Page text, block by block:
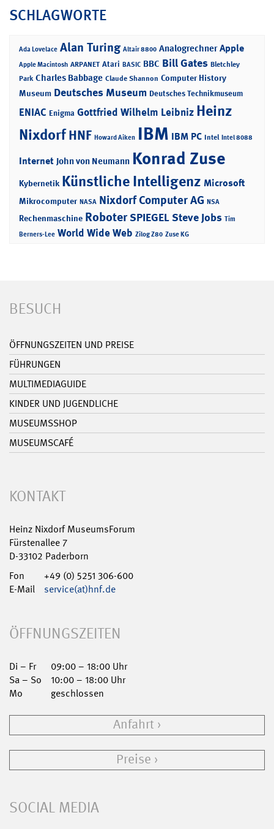
SCHLAGWORTE
Ada Lovelace Alan Turing Altair 8800 Analogrechner Apple
Apple Macintosh ARPANET Atari BASIC BBC Bill Gates Bletchley
Park Charles Babbage Claude Shannon Computer History
Museum Deutsches Museum Deutsches Technikmuseum
ENIAC Enigma Gottfried Wilhelm Leibniz Heinz
NixdorfHNF Howard Aiken IBM IBM PC Intel Intel 8088
Internet John von Neumann Konrad Zuse
Kybernetik Künstliche Intelligenz Microsoft
Mikrocomputer NASA Nixdorf Computer AG NSA
Rechenmaschine RoboterSPIEGELSteve Jobs Tim
Berners-Lee World Wide Web Zilog Z80 Zuse KG
BESUCH
ÖFFNUNGSZEITEN UND PREISE
FÜHRUNGEN
MULTIMEDIAGUIDE
KINDER UND JUGENDLICHE
MUSEUMSSHOP
MUSEUMSCAFÉ
KONTAKT
Heinz Nixdorf MuseumsForum
Fürstenallee 7
D-33102 Paderborn
Fon
+49 (0) 5251 306-600
E-Mail
service(at)hnf.de
ÖFFNUNGSZEITEN
Di – Fr
09:00 – 18:00 Uhr
Sa – So
10:00 – 18:00 Uhr
Mo
geschlossen
Anfahrt
Preise
SOCIAL MEDIA